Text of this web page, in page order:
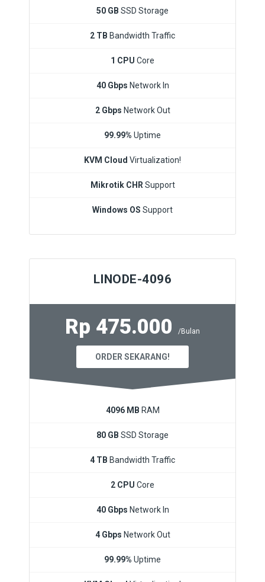
50 GB SSD Storage
2 TB Bandwidth Traffic
1 CPU Core
40 Gbps Network In
2 Gbps Network Out
99.99% Uptime
KVM Cloud Virtualization!
Mikrotik CHR Support
Windows OS Support
LINODE-4096
Rp 475.000 /Bulan
ORDER SEKARANG!
4096 MB RAM
80 GB SSD Storage
4 TB Bandwidth Traffic
2 CPU Core
40 Gbps Network In
4 Gbps Network Out
99.99% Uptime